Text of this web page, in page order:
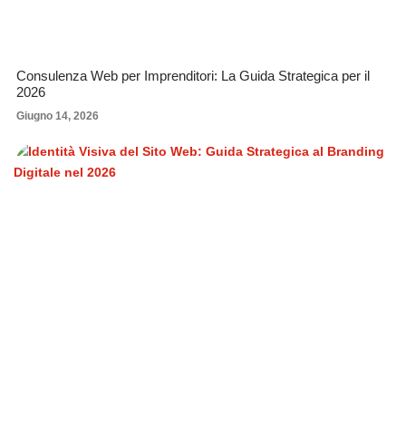
Consulenza Web per Imprenditori: La Guida Strategica per il
2026
Giugno 14, 2026